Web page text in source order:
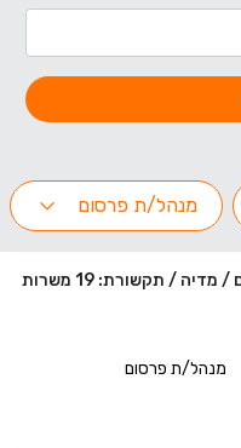
מנהל/ת פרסום
דרושים מנהל/ת פרסום בתחום הפרסום / מדיה / תקשורת: 19 משרות
מנהל/ת פרסום